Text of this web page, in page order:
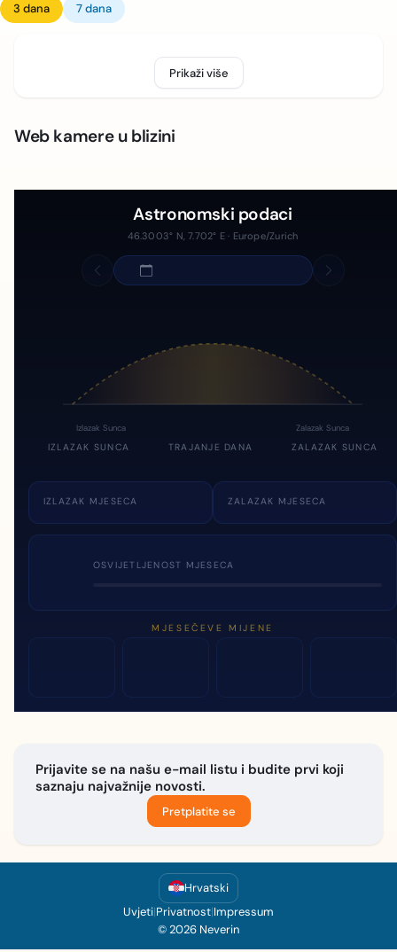
3 dana 7 dana
Prikaži više
Web kamere u blizini
Astronomski podaci
46.3003° N, 7.702° E · Europe/Zurich
Izlazak Sunca Zalazak Sunca
IZLAZAK SUNCA TRAJANJE DANA ZALAZAK SUNCA
IZLAZAK MJESECA ZALAZAK MJESECA
OSVIJETLJENOST MJESECA
MJESEČEVE MIJENE
Prijavite se na našu e-mail listu i budite prvi koji
saznaju najvažnije novosti.
Pretplatite se
Hrvatski
Uvjeti|Privatnost|Impressum
© 2026 Neverin